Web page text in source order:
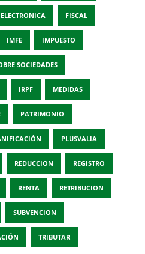
FISCAL
IMFE IMPUESTO
SOCIEDADES
IRPF MEDIDAS
PATRIMONIO
PLUSVALIA
REDUCCION REGISTRO
RENTA RETRIBUCION
SUBVENCION
TRIBUTAR